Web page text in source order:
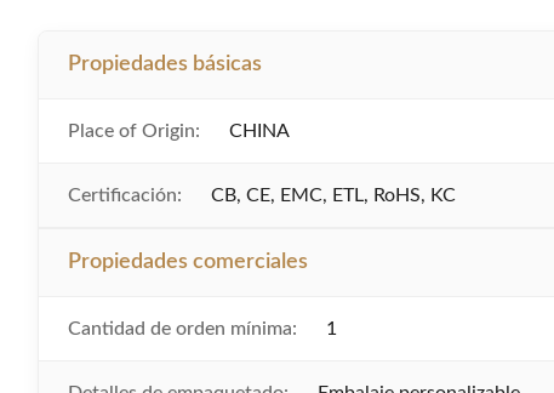
Propiedades básicas
Place of Origin: CHINA
Certificación: CB, CE, EMC, ETL, RoHS, KC
Propiedades comerciales
Cantidad de orden mínima: 1